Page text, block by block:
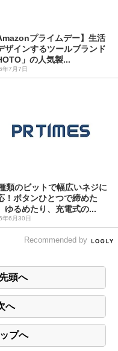
プライムデー】生活
ザインするツールブランド
」の人気製...
年7月7日
類のビットで幅広いネジに
！ボタンひとつで締めた
ゆるめたり、充電式の...
年6月30日
Recommended by
頭へ
へ
プへ